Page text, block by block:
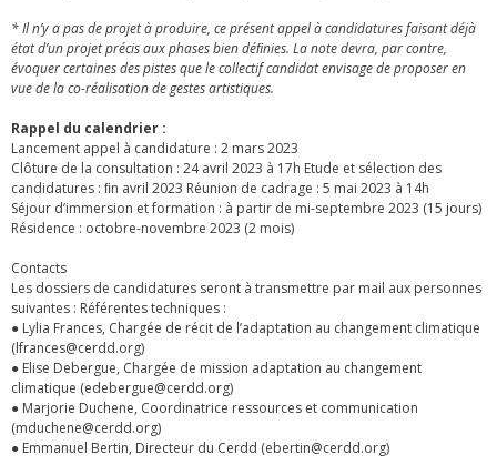
* Il n’y a pas de projet à produire, ce présent appel à candidatures faisant déjà
état d’un projet précis aux phases bien déﬁnies. La note devra, par contre,
évoquer certaines des pistes que le collectif candidat envisage de proposer en
vue de la co-réalisation de gestes artistiques.
Rappel du calendrier :
Lancement appel à candidature : 2 mars 2023
Clôture de la consultation : 24 avril 2023 à 17h Etude et sélection des
candidatures : ﬁn avril 2023 Réunion de cadrage : 5 mai 2023 à 14h
Séjour d’immersion et formation : à partir de mi-septembre 2023 (15 jours)
Résidence : octobre-novembre 2023 (2 mois)
Contacts
Les dossiers de candidatures seront à transmettre par mail aux personnes
suivantes : Référentes techniques :
● Lylia Frances, Chargée de récit de l’adaptation au changement climatique
(lfrances@cerdd.org)
● Elise Debergue, Chargée de mission adaptation au changement
climatique (edebergue@cerdd.org)
● Marjorie Duchene, Coordinatrice ressources et communication
(mduchene@cerdd.org)
● Emmanuel Bertin, Directeur du Cerdd (ebertin@cerdd.org)